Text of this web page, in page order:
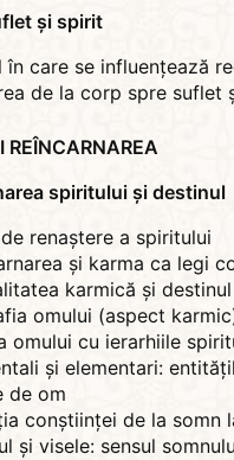
și spirit
în care se influențează
de la corp spre suflet
REÎNCARNAREA
spiritului și destinul
renaștere a spiritului
și karma ca legi
karmică și
omului (aspect
omului cu ierarhiile
și elementari:
de om
conștiinței de la somn
și visele: sensul